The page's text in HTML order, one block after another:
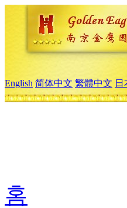
English 简体中文 繁體中文 日
홈